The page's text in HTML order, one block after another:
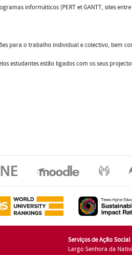
informáticos (PERT et GANTT, sites
para o trabalho individual e colectivo, bem
estudantes estão ligados com os seus
Serviços de Ação Social
Largo Senhora da